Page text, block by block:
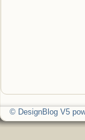
© DesignBlog V5